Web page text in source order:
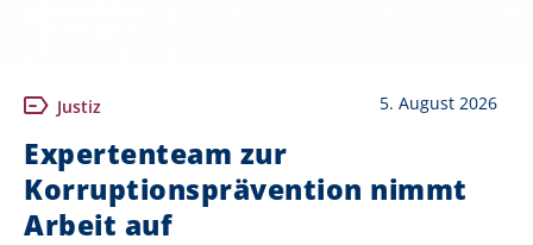
Justiz 5. August 2026
Expertenteam zur
Korruptionsprävention nimmt
Arbeit auf